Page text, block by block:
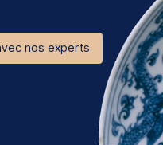
nos experts